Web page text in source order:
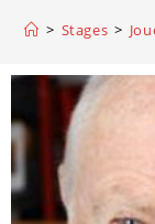
> Stages >